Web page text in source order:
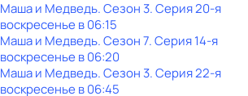
Маша и Медведь. Сезон 3. Серия 20-я
воскресенье в06:15
Маша и Медведь. Сезон 7. Серия 14-я
воскресенье в06:20
Маша и Медведь. Сезон 3. Серия 22-я
воскресенье в06:45